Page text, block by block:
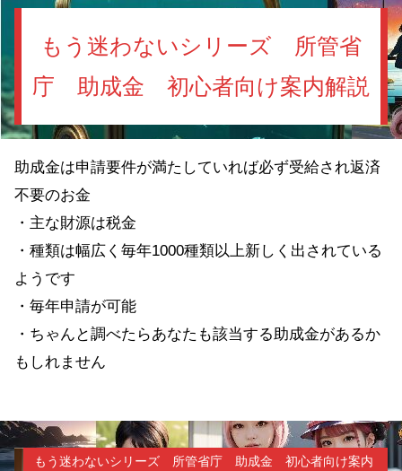
もう迷わないシリーズ 所管省
庁 助成金 初心者向け案内解説
助成金は申請要件が満たしていれば必ず受給され返済
不要のお金
・主な財源は税金
・種類は幅広く毎年1000種類以上新しく出されている
ようです
・毎年申請が可能
・ちゃんと調べたらあなたも該当する助成金があるか
もしれません
もう迷わないシリーズ 所管省庁 助成金 初心者向け案内